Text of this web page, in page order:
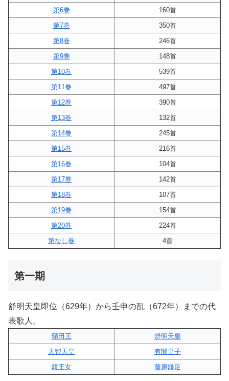
第6巻
160首
第7巻
350首
第8巻
246首
第9巻
148首
第10巻
539首
第11巻
497首
第12巻
390首
第13巻
132首
第14巻
245首
第15巻
216首
第16巻
104首
第17巻
142首
第18巻
107首
第19巻
154首
第20巻
224首
第なし巻
4首
第一期
舒明天皇即位（629年）から壬申の乱（672年）までの代
表歌人。
額田王
舒明天皇
天智天皇
有間皇子
鏡王女
藤原鎌足